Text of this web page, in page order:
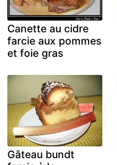
Canette au cidre
farcie aux pommes
et foie gras
Gâteau bundt